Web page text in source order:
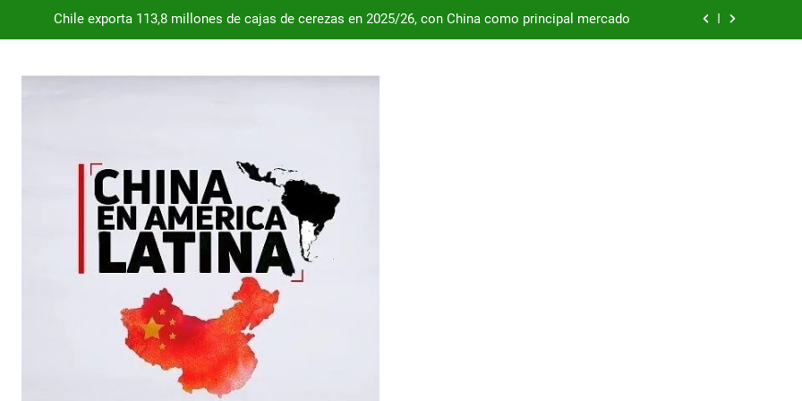
Dependencia de Brasil: por qué la industria automotriz argentina podría enfrentar una segunda oleada de
autos chinos
Dependencia de Brasil: por qué la industria automotriz argentina podría enfrentar una segunda oleada de
Desde 2008, el déficit comercial acumulado de Argentina con China supera los USD 100.000 millones